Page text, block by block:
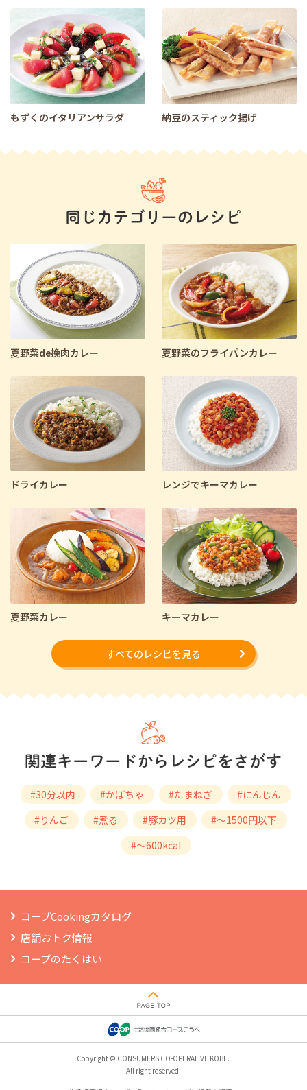
もずくのイタリアンサラダ 納豆のスティック揚げ
夏野菜de挽肉カレー 夏野菜のフライパンカレー
ドライカレー レンジでキーマカレー
夏野菜カレー キーマカレー
すべてのレシピを見る
#30分以内 #かぼちゃ #たまねぎ
#にんじん
#りんご
#煮る #豚カツ用
#～1500円以下
#～600kcal
コープCookingカタログ
店舗おトク情報
コープのたくはい
Copyright © CONSUMERS CO-OPERATIVE KOBE.
All right reserved.